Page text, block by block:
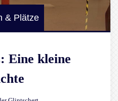
& Plätze
Eine kleine